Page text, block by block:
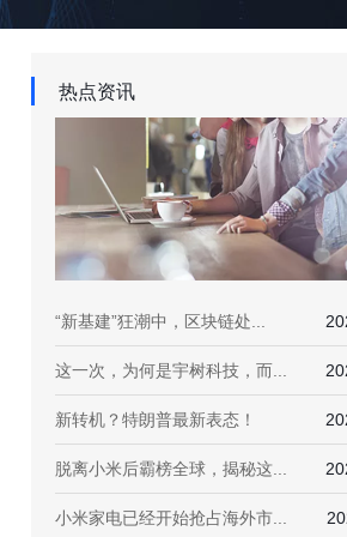
热点资讯
“新基建”狂潮中，区块链处...
这一次，为何是宇树科技，而...
新转机？特朗普最新表态！
脱离小米后霸榜全球，揭秘这...
小米家电已经开始抢占海外市...